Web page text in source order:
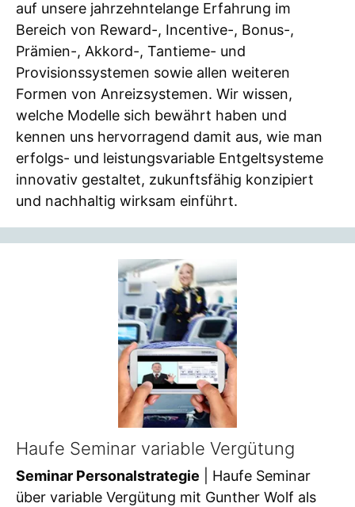
auf unsere jahrzehntelange Erfahrung im
Bereich von Reward-, Incentive-, Bonus-,
Prämien-, Akkord-, Tantieme- und
Provisionssystemen sowie allen weiteren
Formen von Anreizsystemen. Wir wissen,
welche Modelle sich bewährt haben und
kennen uns hervorragend damit aus, wie man
erfolgs- und leistungsvariable Entgeltsysteme
innovativ gestaltet, zukunftsfähig konzipiert
und nachhaltig wirksam einführt.
Haufe Seminar variable Vergütung
Seminar Personalstrategie | Haufe Seminar
über variable Vergütung mit Gunther Wolf als